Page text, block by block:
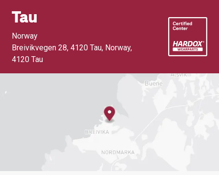
Tau
Norway
Breivikvegen 28, 4120 Tau, Norway,
4120 Tau